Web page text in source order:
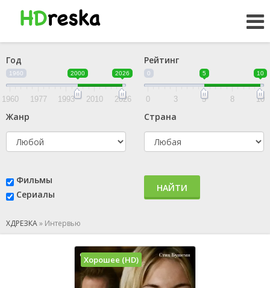
Год
1960 2000 2026
1960 1977 1993 2010 2026
Рейтинг
0 5 10
0 3 5 8 10
Жанр Страна
Фильмы
Сериалы
НАЙТИ
ХДРЕЗКА» Интервью
Хорошее (HD)